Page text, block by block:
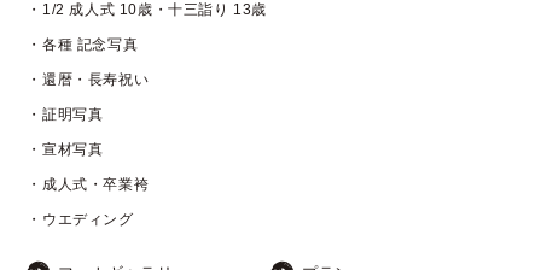
・1/2 成人式 10歳・十三詣り 13歳
・各種 記念写真
・還暦・長寿祝い
・証明写真
・宣材写真
・成人式・卒業袴
・ウエディング